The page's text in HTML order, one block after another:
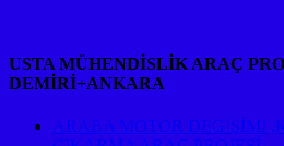
USTA MÜHENDİSLİK ARAÇ
DEMİRİ+ANKARA
ARABA MOTOR DEGİŞİMİ